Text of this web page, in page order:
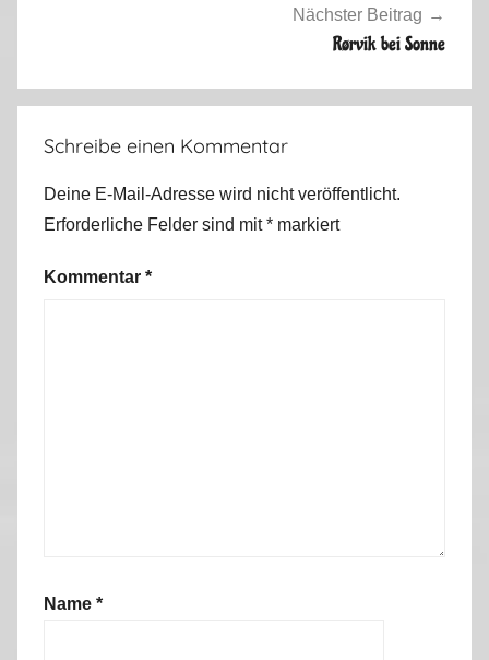
Nächster Beitrag
Rørvik bei Sonne
Schreibe einen Kommentar
Deine E-Mail-Adresse wird nicht veröffentlicht.
Erforderliche Felder sind mit* markiert
Kommentar *
Name *